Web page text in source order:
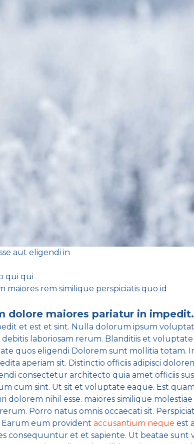
aut eligendi in
qui qui
maiores rem similique perspiciatis quo id
dolore maiores pariatur in
et est et sint. Nulla dolorum ipsum
laboriosam rerum. Blanditiis et
quos eligendi Dolorem sunt mollitia
aperiam sit. Distinctio officiis adipisci
consectetur architecto quia amet officiis
cum sint. Ut sit et voluptate eaque. Est
dolorem nihil esse. maiores similique
Porro natus omnis occaecati sit.
Earum eum provident accusantium neque est
consequuntur et et sapiente. Ut beatae sunt